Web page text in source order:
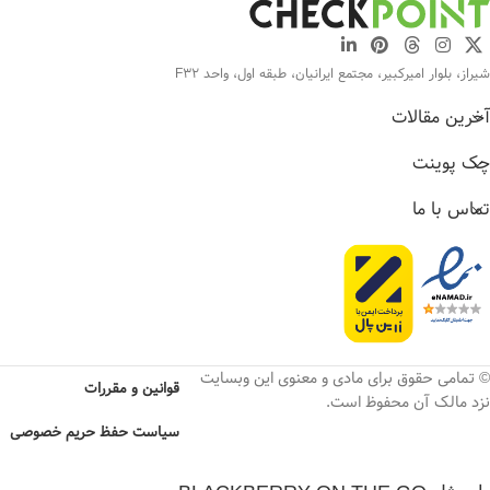
شیراز، بلوار امیرکبیر، مجتمع ایرانیان، طبقه اول، واحد F32
آخرین مقالات
چک پوینت
تماس با ما
© تمامی حقوق برای مادی و معنوی این وبسایت
نزد مالک آن محفوظ است.
قوانین و مقررات
سیاست حفظ حریم خصوصی